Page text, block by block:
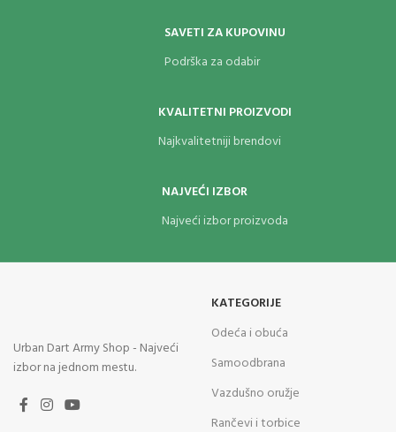
SAVETI ZA KUPOVINU
Podrška za odabir
KVALITETNI PROIZVODI
Najkvalitetniji brendovi
NAJVEĆI IZBOR
Najveći izbor proizvoda
Urban Dart Army Shop - Najveći
izbor na jednom mestu.
KATEGORIJE
Odeća i obuća
Samoodbrana
Vazdušno oružje
Rančevi i torbice